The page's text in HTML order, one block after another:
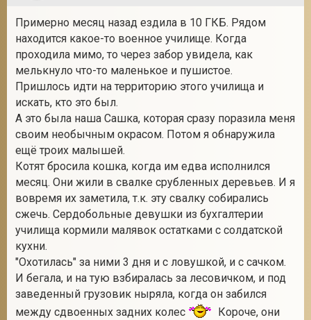
Примерно месяц назад ездила в 10 ГКБ. Рядом
находится какое-то военное училище. Когда
проходила мимо, то через забор увидела, как
мелькнуло что-то маленькое и пушистое.
Пришлось идти на территорию этого училища и
искать, кто это был.
А это была наша Сашка, которая сразу поразила меня
своим необычным окрасом. Потом я обнаружила
ещё троих малышей.
Котят бросила кошка, когда им едва исполнился
месяц. Они жили в свалке срубленных деревьев. И я
вовремя их заметила, т.к. эту свалку собирались
сжечь. Сердобольные девушки из бухгалтерии
училища кормили малявок остатками с солдатской
кухни.
"Охотилась" за ними 3 дня и с ловушкой, и с сачком.
И бегала, и на тую взбиралась за лесовичком, и под
заведенный грузовик ныряла, когда он забился
между сдвоенных задних колес
Короче, они